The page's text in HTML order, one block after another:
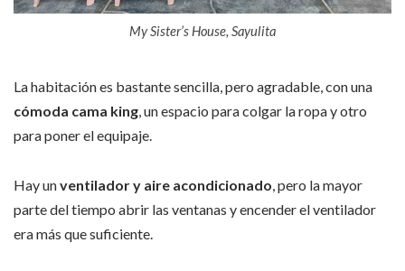
My Sister’s House, Sayulita
La habitación es bastante sencilla, pero agradable, con una
cómoda cama king, un espacio para colgar la ropa y otro
para poner el equipaje.
Hay unventilador y aire acondicionado, pero la mayor
parte del tiempo abrir las ventanas y encender el ventilador
era más que suficiente.